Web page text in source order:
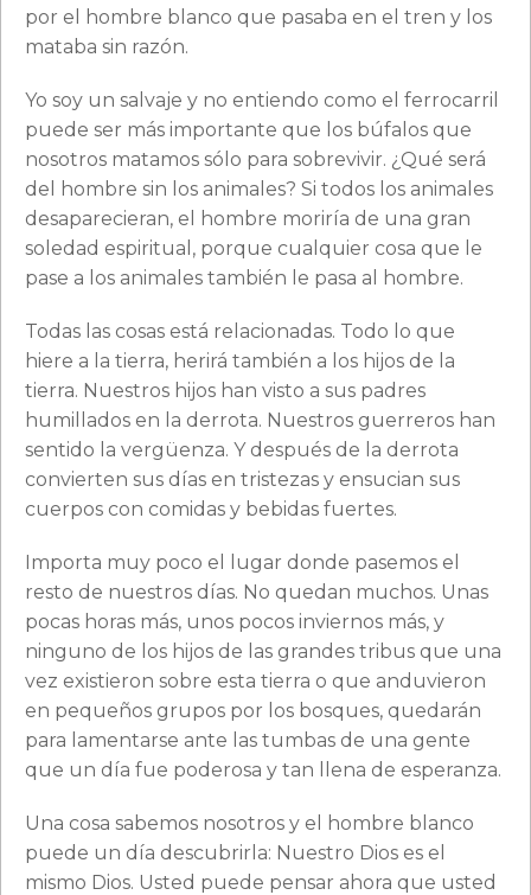
por el hombre blanco que pasaba en el tren y los
mataba sin razón.
Yo soy un salvaje y no entiendo como el ferrocarril
puede ser más importante que los búfalos que
nosotros matamos sólo para sobrevivir. ¿Qué será
del hombre sin los animales? Si todos los animales
desaparecieran, el hombre moriría de una gran
soledad espiritual, porque cualquier cosa que le
pase a los animales también le pasa al hombre.
Todas las cosas está relacionadas. Todo lo que
hiere a la tierra, herirá también a los hijos de la
tierra. Nuestros hijos han visto a sus padres
humillados en la derrota. Nuestros guerreros han
sentido la vergüenza. Y después de la derrota
convierten sus días en tristezas y ensucian sus
cuerpos con comidas y bebidas fuertes.
Importa muy poco el lugar donde pasemos el
resto de nuestros días. No quedan muchos. Unas
pocas horas más, unos pocos inviernos más, y
ninguno de los hijos de las grandes tribus que una
vez existieron sobre esta tierra o que anduvieron
en pequeños grupos por los bosques, quedarán
para lamentarse ante las tumbas de una gente
que un día fue poderosa y tan llena de esperanza.
Una cosa sabemos nosotros y el hombre blanco
puede un día descubrirla: Nuestro Dios es el
mismo Dios. Usted puede pensar ahora que usted